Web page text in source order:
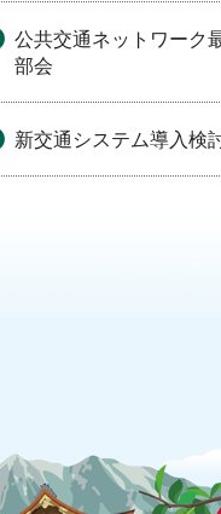
公共交通ネットワーク
部会
新交通システム導入検